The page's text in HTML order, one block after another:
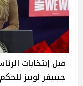
قبل إنتخابات
جينيفر لوبيز للحكم